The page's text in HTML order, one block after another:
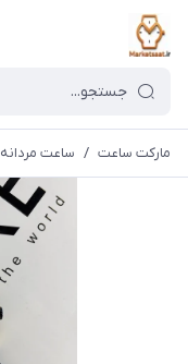
مارکت ساعت / ساعت مردانه